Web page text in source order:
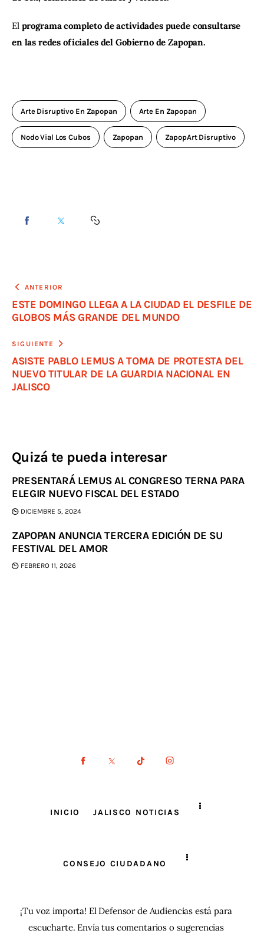
El programa completo de actividades puede consultarse
en las redes oficiales del Gobierno de Zapopan.
Arte Disruptivo En Zapopan Arte En Zapopan
Nodo Vial Los Cubos Zapopan ZapopArt Disruptivo
ANTERIOR
ESTE DOMINGO LLEGA A LA CIUDAD EL DESFILE DE
GLOBOS MÁS GRANDE DEL MUNDO
SIGUIENTE
ASISTE PABLO LEMUS A TOMA DE PROTESTA DEL
NUEVO TITULAR DE LA GUARDIA NACIONAL EN
JALISCO
Quizá te pueda interesar
PRESENTARÁ LEMUS AL CONGRESO TERNA PARA
ELEGIR NUEVO FISCAL DEL ESTADO
DICIEMBRE 5, 2024
ZAPOPAN ANUNCIA TERCERA EDICIÓN DE SU
FESTIVAL DEL AMOR
FEBRERO 11, 2026
INICIO JALISCO NOTICIAS
CONSEJO CIUDADANO
¡Tu voz importa! El Defensor de Audiencias está para
escucharte. Envía tus comentarios o sugerencias